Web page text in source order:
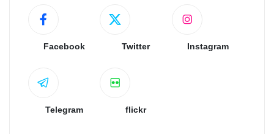
Facebook Twitter Instagram
Telegram flickr